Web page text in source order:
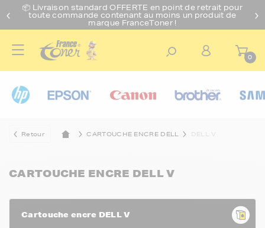
📦 Livraison standard OFFERTE en point de retrait pour
toute commande contenant au moins un produit de
marque FranceToner !
0
Retour CARTOUCHE ENCRE DELL DELL V
CARTOUCHE ENCRE DELL V
Cartouche encre DELL V